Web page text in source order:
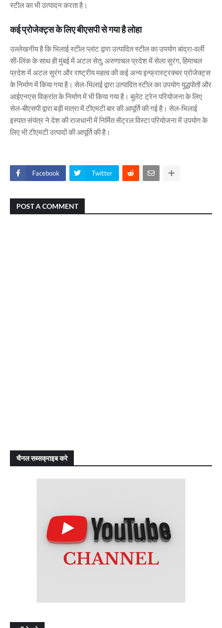
स्टील का भी उत्पादन करता है।
कई प्रोजेक्ट्स के लिए बीएसपी से गया है लोहा
उल्लेखनीय है कि भिलाई स्टील प्लांट द्वारा उत्पादित स्टील का उपयोग बांद्रा-वर्ली
सी-लिंक के साथ ही मुंबई में अटल सेतु, अरुणाचल प्रदेश में सेला सुरंग, हिमाचल
प्रदेश में अटल सुरंग और राष्ट्रीय महत्व की कई अन्य इन्फ्रास्ट्रक्चर प्रोजेक्ट्स
के निर्माण में किया गया है। सेल-भिलाई द्वारा उत्पादित स्टील का उपयोग युद्धपोतों और
आईएनएस विक्रांत के निर्माण में भी किया गया है। बुलेट ट्रेन परियोजना के लिए
सेल-बीएसपी द्वारा बड़ी मात्रा में टीएमटी बार की आपूर्ति की गई है। सेल-भिलाई
इस्पात संयंत्र ने देश की राजधानी में निर्मित सेंट्रल विस्टा परियोजना में उपयोग के
लिए भी टीएमटी उत्पादों की आपूर्ति की है।
Facebook Twitter
POST A COMMENT
चैनल सब्सक्राइब करे